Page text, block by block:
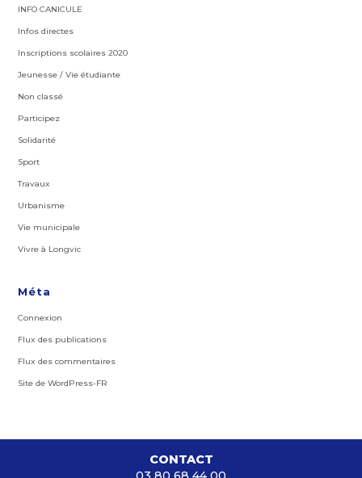
INFO CANICULE
Infos directes
Inscriptions scolaires 2020
Jeunesse / Vie étudiante
Non classé
Participez
Solidarité
Sport
Travaux
Urbanisme
Vie municipale
Vivre à Longvic
Méta
Connexion
Flux des publications
Flux des commentaires
Site de WordPress-FR
CONTACT